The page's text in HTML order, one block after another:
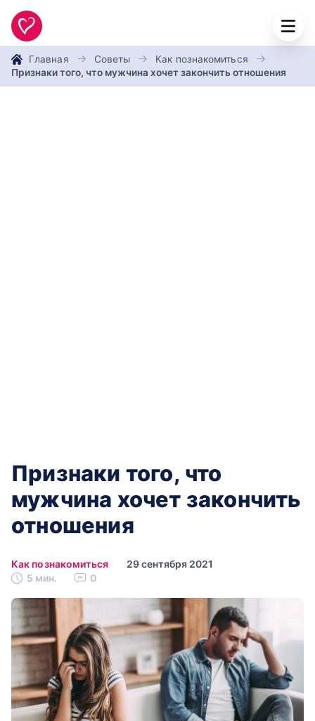
Главная Советы
Как познакомиться
Признаки того, что мужчина хочет закончить отношения
Признаки того, что
мужчина хочет закончить
отношения
Как познакомиться
29 сентября 2021
5 мин.
0